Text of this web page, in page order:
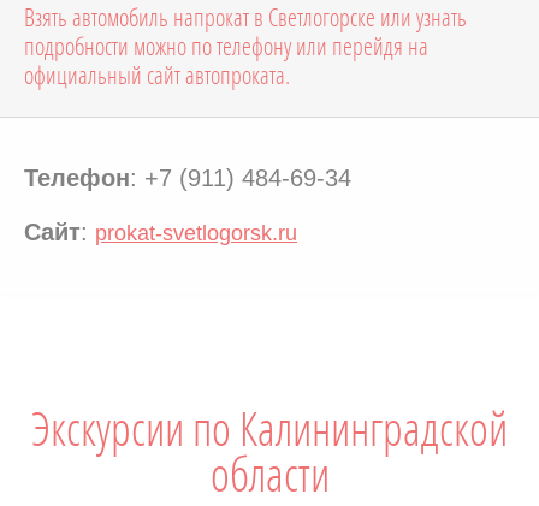
Взять автомобиль напрокат в Светлогорске или узнать
подробности можно по телефону или перейдя на
официальный сайт автопроката.
Телефон: +7 (911) 484-69-34
Сайт: prokat-svetlogorsk.ru
Экскурсии по Калининградской
области